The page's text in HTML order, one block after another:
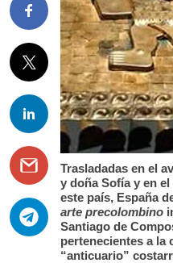
Trasladadas en el
y doña Sofía y en
este país, España
arte precolombino
Santiago de
pertenecientes a la
“anticuario”